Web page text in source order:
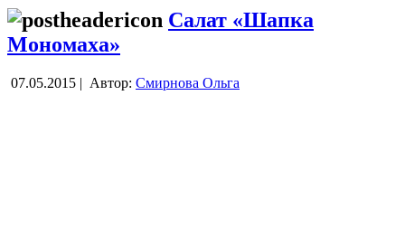
Салат «Шапка
Мономаха»
07.05.2015 | Автор: Смирнова Ольга